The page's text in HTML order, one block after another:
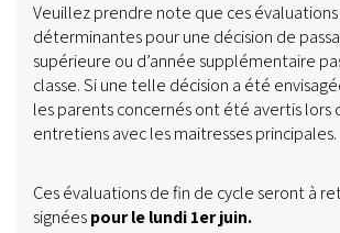
Veuillez prendre note que ces
déterminantes pour une décision de
supérieure ou d’année supplémentaire
classe. Si une telle décision a été
les parents concernés ont été avertis lors
entretiens avec les maitresses principales.
Ces évaluations de fin de cycle seront à
signéespour le lundi 1er juin.